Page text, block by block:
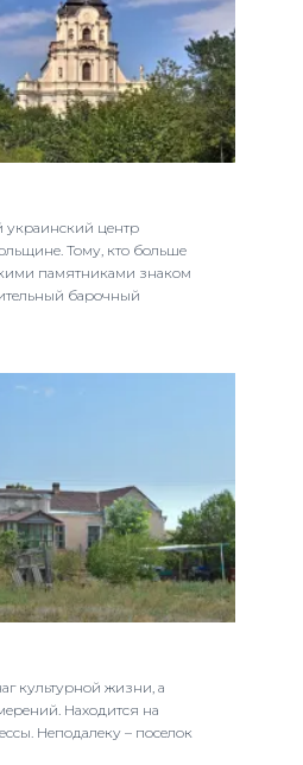
центр
Тому, кто больше
памятниками знаком
барочный
культурной жизни, а
Находится на
Неподалеку – поселок